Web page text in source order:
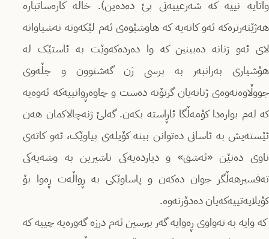
واتایە نییە کە شەرعییەتی پێ دەدەین). خاڵە کارەساتبارە
هەژێنەرترەکە ئەو کاتەیە کە هاوشێوەی ئەم لێکەوتە نەشیاوانە
لای ئەو ژنانە دەبینین کە وا دەردەکەوێت بە ئاستێک لە
هۆشیاری بەرانبەر بە پرسی ژن گەشتوون و جڵەوی
جووڵاوەنەوەی ژنانەیان گرتۆتە دەست و چاوەڕوانییەکە ئەوەیە
کە لەم بوارەدا کۆمەڵگا ئاڕاستە بکەن. گەلێ ژنەچالاکمان هەن
ئێستەیش بە ئاسانی دەتوانن ببنە کۆیلەی پیاوێک، ئەو کاتەی
ناوی دەنێن «ئەشق» و دیاردەیەکی ناشیرین بە وشەیەکی
تەفسیرهەڵگر جوان دەکەن و پاساوێکی بە ڕواڵەت ڕەوا بۆ
کۆیلایەتییەکەیان دەدۆزنەوە.
کە وایە بە تەواوی ڕەوایە گەر بپرسین ئەم درزە گەورەیە چییە کە